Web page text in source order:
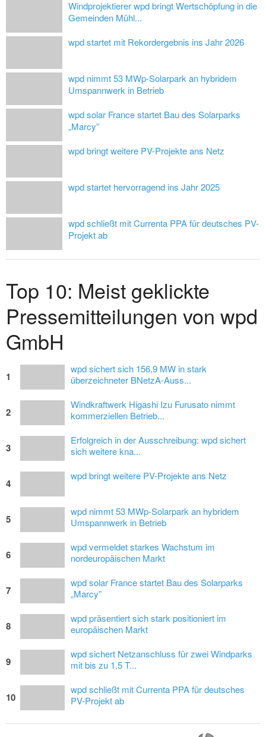
Windprojektierer wpd bringt Wertschöpfung in die
Gemeinden Mühl...
wpd startet mit Rekordergebnis ins Jahr 2026
wpd nimmt 53 MWp-Solarpark an hybridem
Umspannwerk in Betrieb
wpd solar France startet Bau des Solarparks
„Marcy”
wpd bringt weitere PV-Projekte ans Netz
wpd startet hervorragend ins Jahr 2025
wpd schließt mit Currenta PPA für deutsches PV-
Projekt ab
Top 10: Meist geklickte
Pressemitteilungen von wpd
GmbH
1
wpd sichert sich 156,9 MW in stark
überzeichneter BNetzA-Auss...
2
Windkraftwerk Higashi Izu Furusato nimmt
kommerziellen Betrieb...
3
Erfolgreich in der Ausschreibung: wpd sichert
sich weitere kna...
4
wpd bringt weitere PV-Projekte ans Netz
5
wpd nimmt 53 MWp-Solarpark an hybridem
Umspannwerk in Betrieb
6
wpd vermeldet starkes Wachstum im
nordeuropäischen Markt
7
wpd solar France startet Bau des Solarparks
„Marcy”
8
wpd präsentiert sich stark positioniert im
europäischen Markt
9
wpd sichert Netzanschluss für zwei Windparks
mit bis zu 1,5 T...
10
wpd schließt mit Currenta PPA für deutsches
PV-Projekt ab